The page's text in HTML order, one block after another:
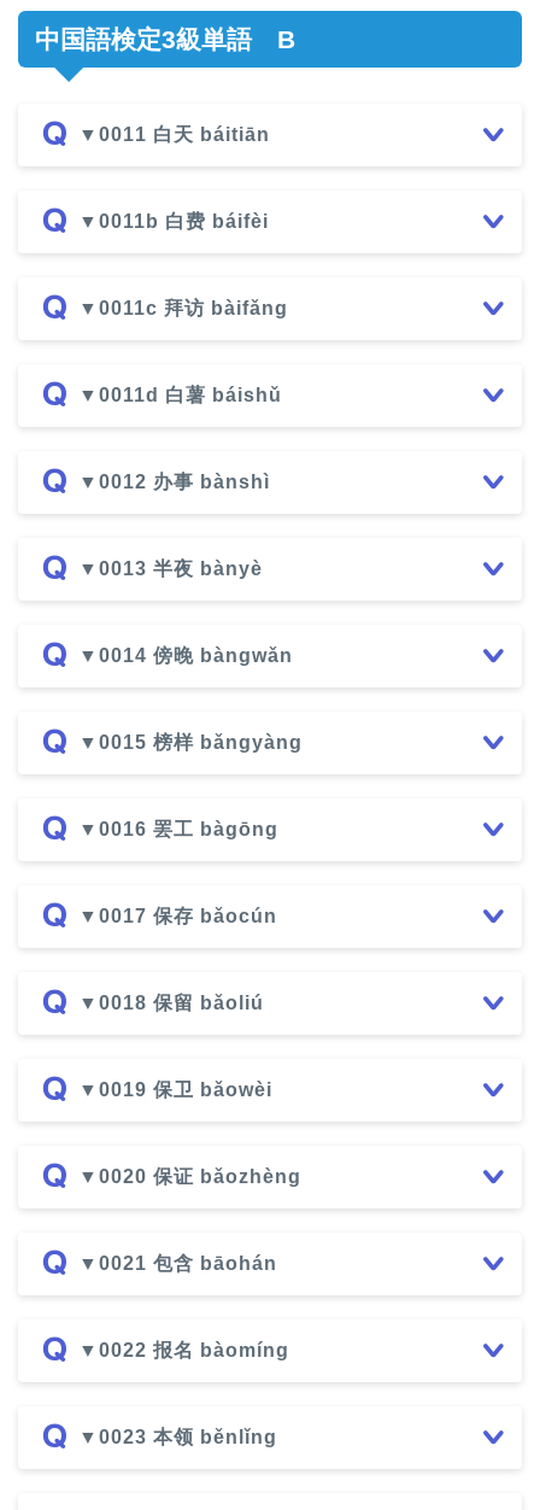
中国語検定3級単語 B
▼0011 白天 báitiān
▼0011b 白费 báifèi
▼0011c 拜访 bàifǎng
▼0011d 白薯 báishǔ
▼0012 办事 bànshì
▼0013 半夜 bànyè
▼0014 傍晚 bàngwǎn
▼0015 榜样 bǎngyàng
▼0016 罢工 bàgōng
▼0017 保存 bǎocún
▼0018 保留 bǎoliú
▼0019 保卫 bǎowèi
▼0020 保证 bǎozhèng
▼0021 包含 bāohán
▼0022 报名 bàomíng
▼0023 本领 běnlǐng